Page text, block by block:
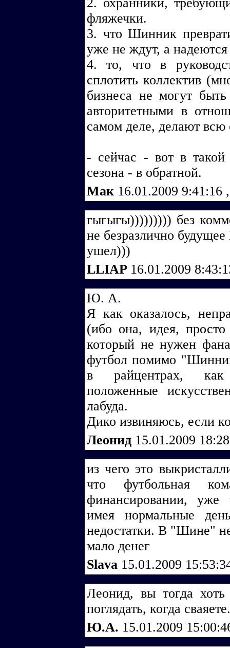
фляжечки.
3. что Шинник
уже не ждут, а
4. то, что в
сплотить коллектив
бизнеса не могут
авторитетными в
самом деле, делают
- сейчас - вот в такой
сезона - в обратной.
Мак 16.01.2009 9:41:16 ,
гыгыгы))))))))) без
не безразлично
ушел)))
LLIAP 16.01.2009
Ю. А.
Я как оказалось,
(ибо она, идея,
который не нужен
футбол помимо
в райцентрах, как
положенные
лабуда.
Дико извиняюсь, если
Леонид 15.01.2009
из чего это
что футбольная
финансировании, уже
имея нормальные
недостатки. В "Шине"
мало денег
Slava 15.01.2009
Леонид, вы тогда хоть
поглядать, когда
Ю.А. 15.01.2009